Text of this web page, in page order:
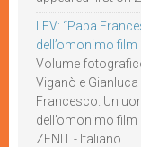
LEV: “Papa
dell’omonimo film
Volume
Viganò e Gianluca
Francesco. Un
dell’omonimo
ZENIT - Italiano.